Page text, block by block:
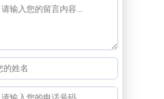
处查看自己权限